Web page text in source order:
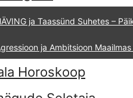
ja Taassünd Suhetes –
ja Ambitsioon
Horoskoop